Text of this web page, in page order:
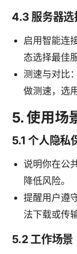
4.3 服务器选
启用智能连
态选择最佳
测速与对比
做测速，选
5. 使用场
5.1 个人隐私
说明你在公
降低风险。
提醒用户遵
法下载或传
5.2 工作场景